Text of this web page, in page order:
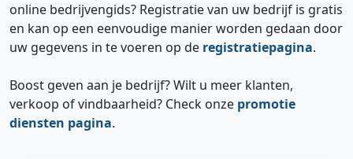
online bedrijvengids? Registratie van uw bedrijf is gratis
en kan op een eenvoudige manier worden gedaan door
uw gegevens in te voeren op de registratiepagina.
Boost geven aan je bedrijf? Wilt u meer klanten,
verkoop of vindbaarheid? Check onze promotie
diensten pagina.